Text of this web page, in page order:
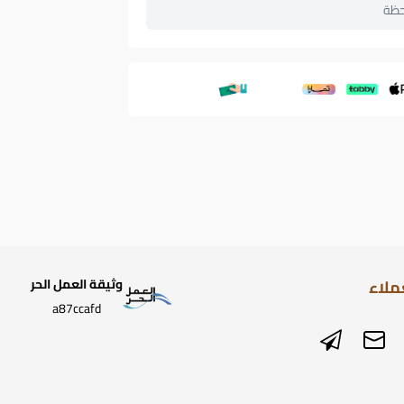
وثيقة العمل الحر
a87ccafd